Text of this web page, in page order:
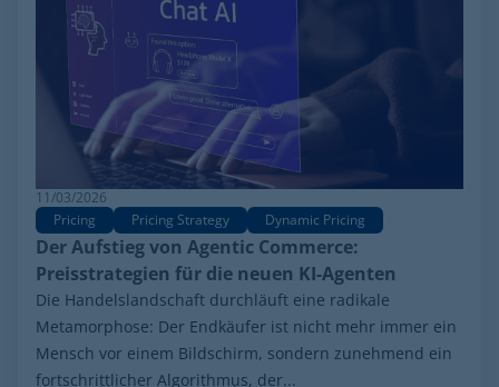
11/03/2026
Pricing
Pricing Strategy Dynamic Pricing
Der Aufstieg von Agentic Commerce:
Preisstrategien für die neuen KI-Agenten
Die Handelslandschaft durchläuft eine radikale
Metamorphose: Der Endkäufer ist nicht mehr immer ein
Mensch vor einem Bildschirm, sondern zunehmend ein
fortschrittlicher Algorithmus, der...